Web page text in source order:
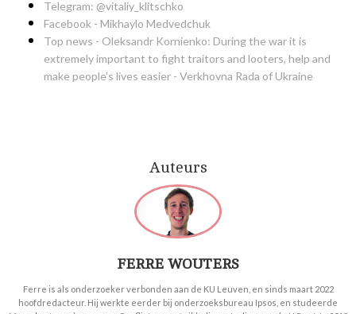
Telegram: @vitaliy_klitschko
Facebook - Mikhaylo Medvedchuk
Top news - Oleksandr Kornienko: During the war it is
extremely important to fight traitors and looters, help and
make people's lives easier - Verkhovna Rada of Ukraine
Auteurs
FERRE WOUTERS
Ferre is als onderzoeker verbonden aan de KU Leuven, en sinds maart 2022
hoofdredacteur. Hij werkte eerder bij onderzoeksbureau Ipsos, en studeerde